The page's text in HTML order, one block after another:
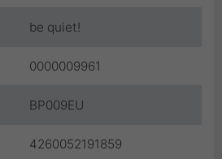
be quiet!
0000009961
BP009EU
4260052191859